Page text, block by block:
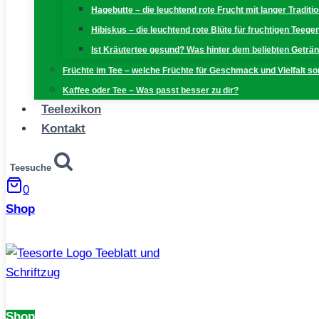
Hagebutte – die leuchtend rote Frucht mit langer
Hibiskus – die leuchtend rote Blüte für fruchtigen
Ist Kräutertee gesund? Was hinter dem beliebten
Früchte im Tee – welche Früchte für Geschmack und Vielfalt
Kaffee oder Tee – Was passt besser zu dir?
Teelexikon
Kontakt
Teesuche
0
Shop